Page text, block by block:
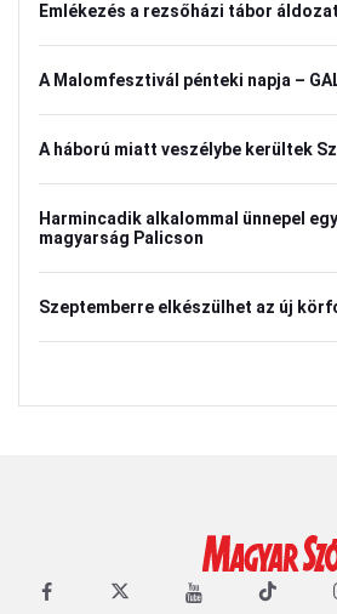
Emlékezés a rezsőházi tábor
A Malomfesztivál pénteki napja –
A háború miatt veszélybe kerültek
Harmincadik alkalommal ünnepel
magyarság Palicson
Szeptemberre elkészülhet az új